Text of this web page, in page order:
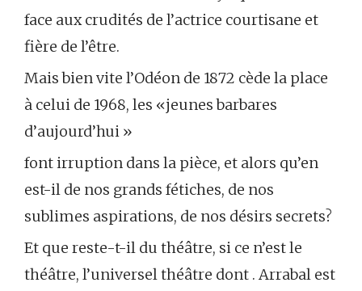
face aux crudités de l’actrice courtisane et
fière de l’être.
Mais bien vite l’Odéon de 1872 cède la place
à celui de 1968, les «jeunes barbares
d’aujourd’hui »
font irruption dans la pièce, et alors qu’en
est-il de nos grands fétiches, de nos
sublimes aspirations, de nos désirs secrets?
Et que reste-t-il du théâtre, si ce n’est le
théâtre, l’universel théâtre dont . Arrabal est